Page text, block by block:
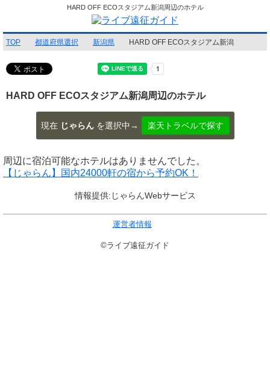
HARD OFF ECOスタジアム新潟周辺のホテル
TOP 都道府県選択 新潟県 HARD OFF ECOスタジアム新潟
HARD OFF ECOスタジアム新潟周辺のホテル
現在 じゃらんを選択中→ 楽天トラベルで探す
周辺に宿泊可能なホテルはありませんでした。
【じゃらん】国内24000軒の宿から予約OK！
情報提供:じゃらんWebサービス
運営者情報
©ライブ遠征ガイド